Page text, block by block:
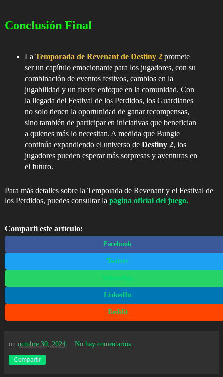
Conclusión Final
La Temporada de Revenant de Destiny 2promete
ser un capítulo emocionante para los jugadores, con su
combinación de eventos festivos, cambios en la
jugabilidad y un fuerte enfoque en la comunidad. Con
la llegada del Festival de los Perdidos, los Guardianes
no solo tienen la oportunidad de ganar recompensas,
sino también de participar en iniciativas que benefician
a quienes más lo necesitan. A medida que Bungie
continúa expandiendo el universo de Destiny 2, los
jugadores pueden esperar más sorpresas y aventuras en
el futuro.
Para más detalles sobre la Temporada de Revenant y el Festival de
los Perdidos, puedes consultar la página oficial del juego.
Compartí este artículo:
Facebook
Twitter
WhatsApp
LinkedIn
Reddit
on octubre 30, 2024 No hay comentarios:
Compartir